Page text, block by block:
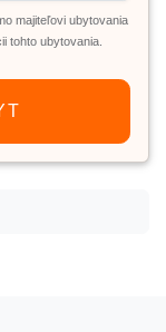
majiteľovi ubytovania
tohto ubytovania.